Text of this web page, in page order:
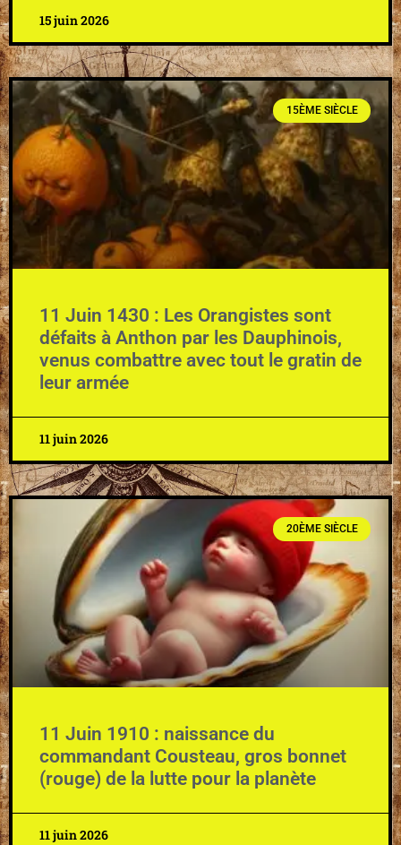
15 juin 2026
15ÈME SIÈCLE
11 Juin 1430 : Les Orangistes sont
défaits à Anthon par les Dauphinois,
venus combattre avec tout le gratin de
leur armée
11 juin 2026
20ÈME SIÈCLE
11 Juin 1910 : naissance du
commandant Cousteau, gros bonnet
(rouge) de la lutte pour la planète
11 juin 2026